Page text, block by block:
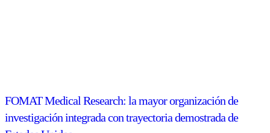
FOMAT Medical Research: la mayor organización de
investigación integrada con trayectoria demostrada de